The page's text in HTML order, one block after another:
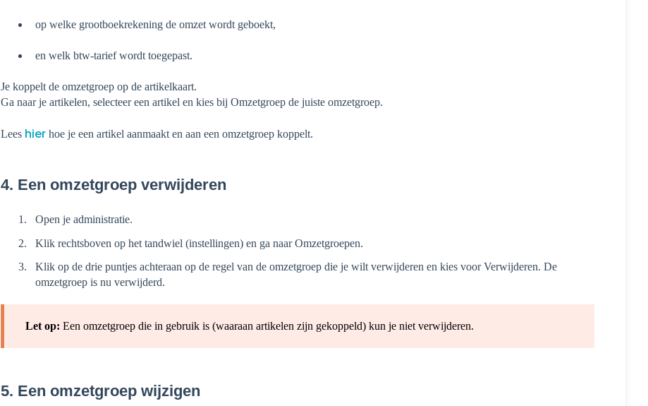
op welke grootboekrekening de omzet wordt geboekt,
en welk btw-tarief wordt toegepast.
Je koppelt de omzetgroep op de artikelkaart.
Ga naar je artikelen, selecteer een artikel en kies bij Omzetgroep de juiste omzetgroep.
Lees hierhoe je een artikel aanmaakt en aan een omzetgroep koppelt.
4. Een omzetgroep verwijderen
Open je administratie.
Klik rechtsboven op het tandwiel (instellingen) en ga naar Omzetgroepen.
Klik op de drie puntjes achteraan op de regel van de omzetgroep die je wilt verwijderen en kies voor Verwijderen. De
omzetgroep is nu verwijderd.
Let op: Een omzetgroep die in gebruik is (waaraan artikelen zijn gekoppeld) kun je niet verwijderen.
5. Een omzetgroep wijzigen